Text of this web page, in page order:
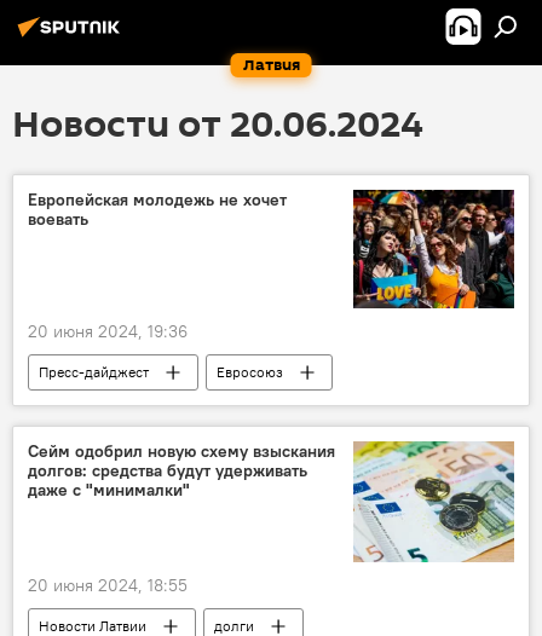
Латвия
Новости от 20.06.2024
Европейская молодежь не хочет
воевать
20 июня 2024, 19:36
Пресс-дайджест
Евросоюз
молодежь
армия патриотизм
Сейм одобрил новую схему взыскания
долгов: средства будут удерживать
даже с "минималки"
20 июня 2024, 18:55
Новости Латвии долги